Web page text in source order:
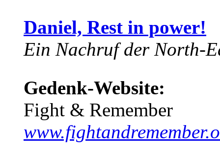
Daniel, Rest in power!
Ein Nachruf der North-
Gedenk-Website:
Fight & Remember